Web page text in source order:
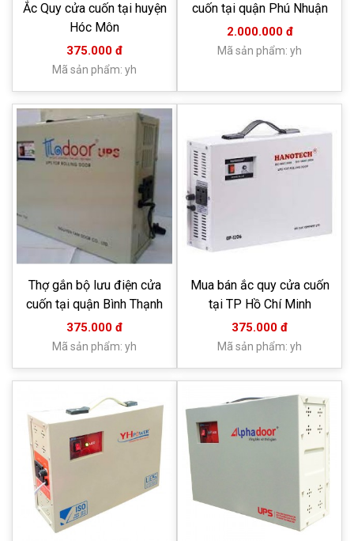
Ắc Quy cửa cuốn tại huyện
Hóc Môn
375.000 đ
Mã sản phẩm: yh
cuốn tại quận Phú Nhuận
2.000.000 đ
Mã sản phẩm: yh
Thợ gắn bộ lưu điện cửa
cuốn tại quận Bình Thạnh
375.000 đ
Mã sản phẩm: yh
Mua bán ắc quy cửa cuốn
tại TP Hồ Chí Minh
375.000 đ
Mã sản phẩm: yh